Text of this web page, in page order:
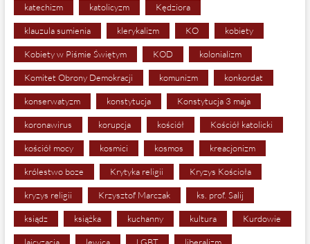
katechizm katolicyzm Kędziora
klauzula sumienia klerykalizm KO kobiety
Kobiety w Piśmie Świętym KOD kolonializm
Komitet Obrony Demokracji komunizm konkordat
konserwatyzm konstytucja Konstytucja 3 maja
koronawirus korupcja kościół Kościół katolicki
kościół mocy kosmici kosmos kreacjonizm
królestwo boze Krytyka religii Kryzys Kościoła
kryzys religii Krzysztof Marczak ks. prof. Salij
ksiądz książka kuchanny kultura Kurdowie